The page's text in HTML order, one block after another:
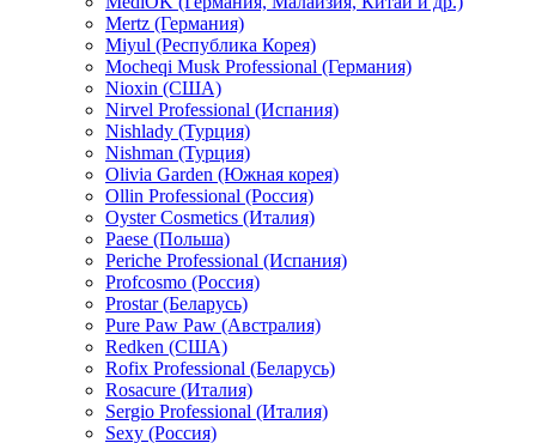
Mertz (Германия)
Miyul (Республика Корея)
Mocheqi Musk Professional (Германия)
Nioxin (США)
Nirvel Professional (Испания)
Nishlady (Турция)
Nishman (Турция)
Olivia Garden (Южная корея)
Ollin Professional (Россия)
Oyster Cosmetics (Италия)
Paese (Польша)
Periche Professional (Испания)
Profcosmo (Россия)
Prostar (Беларусь)
Pure Paw Paw (Австралия)
Redken (США)
Rofix Professional (Беларусь)
Rosacure (Италия)
Sergio Professional (Италия)
Sexy (Россия)